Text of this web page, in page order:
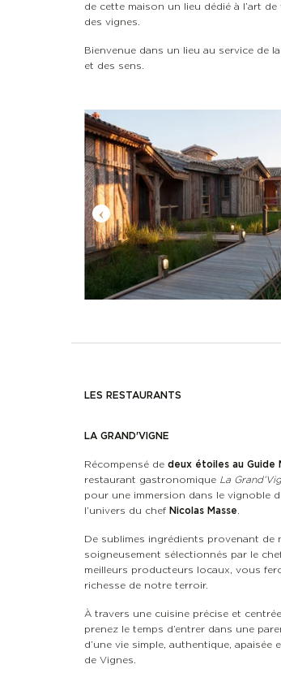
de cette maison un lieu dédié à l’art
des vignes.
Bienvenue dans un lieu au service de
et des sens.
LES RESTAURANTS
LA GRAND'VIGNE
Récompensé de deux étoiles au Guide
restaurant gastronomique La
pour une immersion dans le vignoble
l’univers du chef Nicolas Masse
De sublimes ingrédients provenant de
soigneusement sélectionnés par le
meilleurs producteurs locaux, vous
richesse de notre terroir.
À travers une cuisine précise et
prenez le temps d’entrer dans une
d’une vie simple, authentique, apaisée
de Vignes.